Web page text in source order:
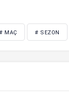
MAÇ # SEZON